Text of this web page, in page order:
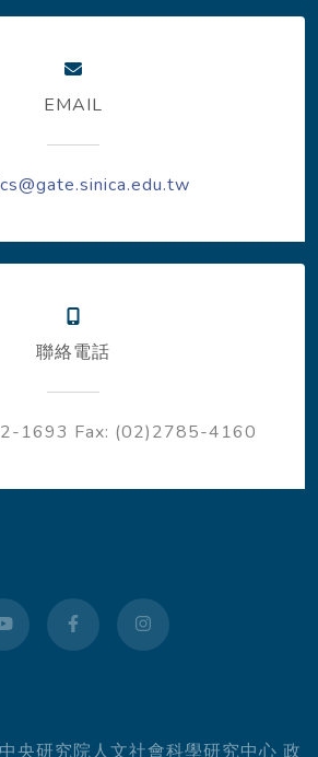
EMAIL
聯絡電話
1693 Fax: (02)2785-4160
youtube facebookinstagram
央研究院人文社會科學研究中心 政